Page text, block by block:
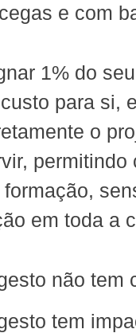
e com
1% do seu
para si,
o
permitindo
em toda a
não tem
tem